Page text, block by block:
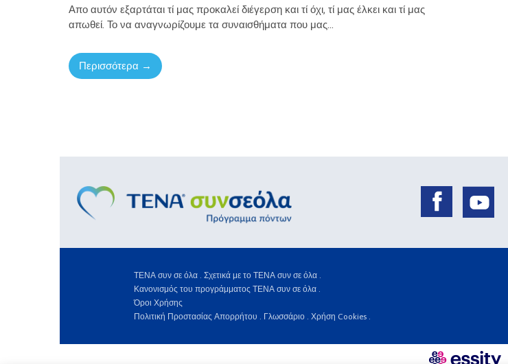
Απο αυτόν εξαρτάται τί μας προκαλεί διέγερση και τί όχι, τί μας έλκει και τί μας
απωθεί. Το να αναγνωρίζουμε τα συναισθήματα που μας...
Περισσότερα →
ΤΕΝΑ συν σε όλα . Σχετικά με το ΤΕΝΑ συν σε όλα .
Κανονισμός του προγράμματος ΤΕΝΑ συν σε όλα .
Όροι Χρήσης
Πολιτική Προστασίας Απορρήτου . Γλωσσάριο . Χρήση Cookies .